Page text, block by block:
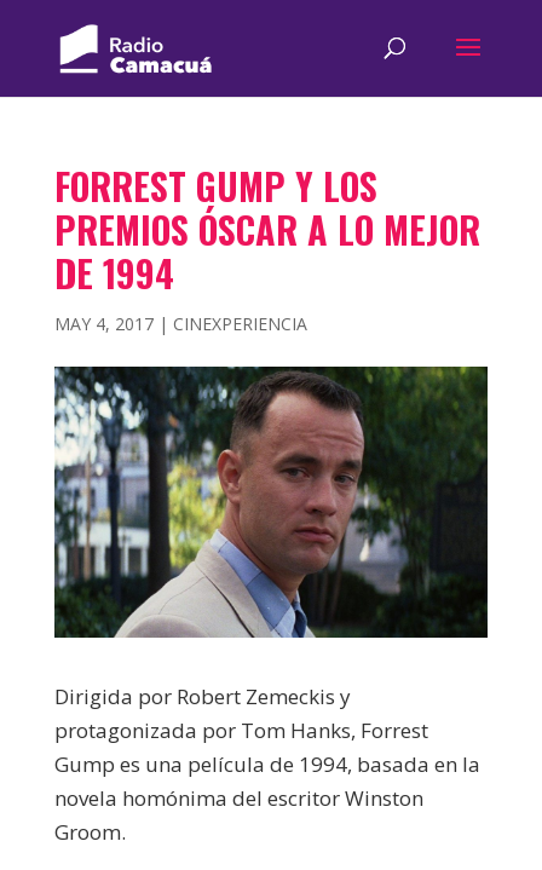
FORREST GUMP Y LOS
PREMIOS ÓSCAR A LO MEJOR
DE 1994
MAY 4, 2017| CINEXPERIENCIA
Dirigida por Robert Zemeckis y
protagonizada por Tom Hanks, Forrest
Gump es una película de 1994, basada en la
novela homónima del escritor Winston
Groom.